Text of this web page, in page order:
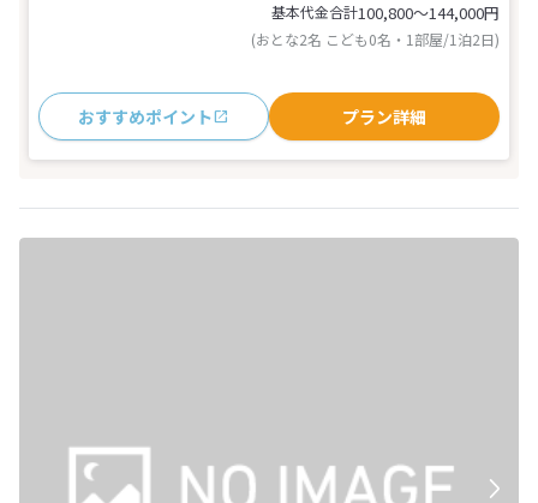
基本代金合計100,800〜144,000円
(おとな2名 こども0名・1部屋/1泊2日)
おすすめポイント プラン詳細